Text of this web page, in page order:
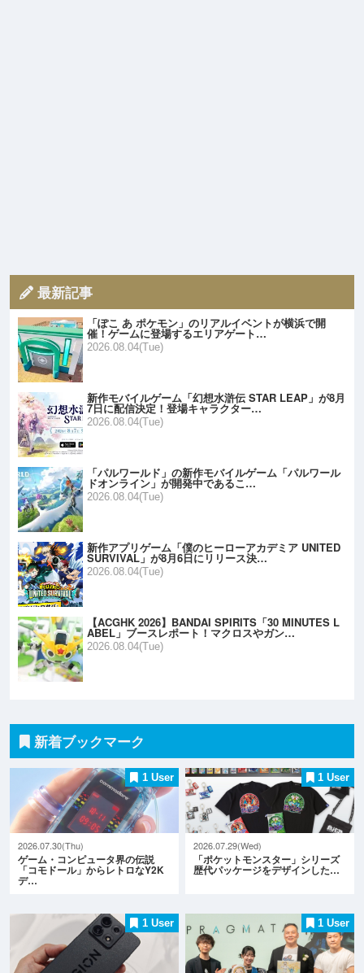
最新記事
「ぽこ あ ポケモン」のリアルイベントが横浜で開
催！ゲームに登場するエリアゲート…
2026.08.04(Tue)
新作モバイルゲーム「幻想水滸伝 STAR LEAP」が8月
7日に配信決定！登場キャラクター…
2026.08.04(Tue)
「パルワールド」の新作モバイルゲーム「パルワール
ドオンライン」が開発中であるこ…
2026.08.04(Tue)
新作アプリゲーム「僕のヒーローアカデミア UNITED
SURVIVAL」が8月6日にリリース決…
2026.08.04(Tue)
【ACGHK 2026】BANDAI SPIRITS「30 MINUTES L
ABEL」ブースレポート！マクロスやガン…
2026.08.04(Tue)
新着ブックマーク
1 User
2026.07.30(Thu)
ゲーム・コンピュータ界の伝説
「コモドール」からレトロなY2K
デ…
1 User
2026.07.29(Wed)
「ポケットモンスター」シリーズ
歴代パッケージをデザインした…
1 User 1 User